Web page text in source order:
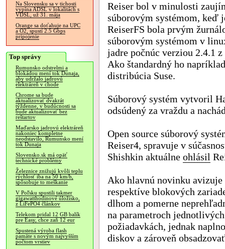
Na Slovensku sa v tichosti
vypína ADSL v lokalitách s
VDSL, už 31. mája
Orange sa doťahuje na UPC
a O2, spustí 2.5 Gbps
pripojenie
Top správy
Rumunsko odstrelmi a
blokádou mení tok Dunaja,
aby udržalo jadrovú
elektráreň v chode
Chrome sa bude
aktualizovať dvakrát
týždenne, v budúcnosti sa
bude aktualizovať bez
reštartov
Maďarsko jadrovú elektráreň
nakoniec kompletne
neodstavilo, Rumunsko mení
tok Dunaja
Slovensko.sk má opäť
technické problémy
Železnice znižujú kvôli teplu
rýchlosť iba na 50 km/h,
spôsobuje to meškanie
V Poľsku spustili takmer
gigawatthodinové úložisko,
z LiFePO4 článkov
Telekom pridal 12 GB balík
pre Easy, chce zaň 12 eur
Spustená výroba flash
pamäte s novým najvyšším
počtom vrstiev
Reiser bol v minulosti
súborovým systémom, keď
ReiserFS bola prvým
súborovým systémom v
jadre počnúc verziou 2.4.1
Ako štandardný ho
distribúcia Suse.
Súborový systém vytvoril
odsúdený za vraždu a
Open source súborový
Reiser4, spravuje v
Shishkin aktuálne ohlásil
Ako hlavnú novinku
respektíve blokových
dlhom a pomerne
na parametroch
požiadavkách, jednak
diskov a zároveň